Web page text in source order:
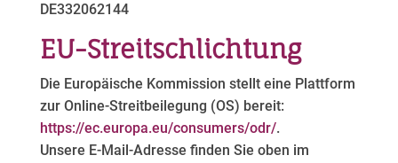
DE332062144
EU-Streitschlichtung
Die Europäische Kommission stellt eine Plattform
zur Online-Streitbeilegung (OS) bereit:
https://ec.europa.eu/consumers/odr/.
Unsere E-Mail-Adresse finden Sie oben im